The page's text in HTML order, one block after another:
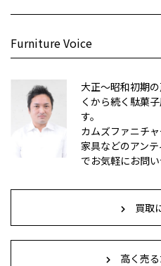
Furniture Voice
大正～昭和初期
くから続く駄菓
す。
カムズファニチ
家具などのアン
でお気軽にお問い
買取
高く売る